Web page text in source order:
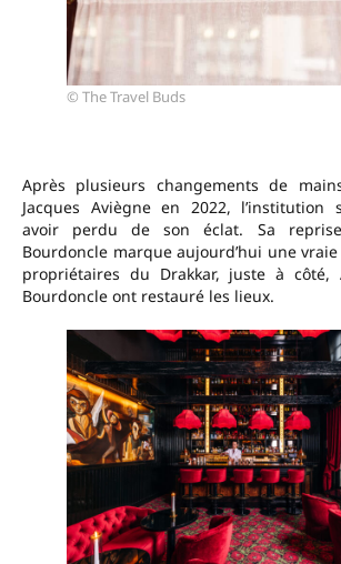
© The Travel Buds
Après plusieurs changements de
Jacques Aviègne en 2022, l’institution
avoir perdu de son éclat. Sa
Bourdoncle marque aujourd’hui une
propriétaires du Drakkar, juste à côté,
Bourdoncle ont restauré les lieux.